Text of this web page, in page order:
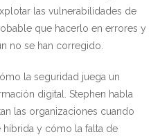
las vulnerabilidades de
que hacerlo en errores y
no se han corregido.
la seguridad juega un
digital. Stephen habla
las organizaciones cuando
híbrida y cómo la falta de